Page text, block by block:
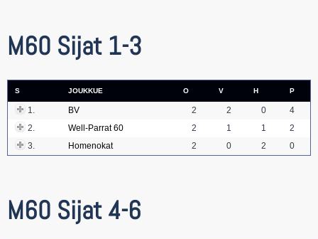
M60 Sijat 1-3
S JOUKKUE O V H P
1. BV 2 2 0
4
2.
Well-Parrat 60 2 1 1
2
3.
Homenokat 2 0 2 0
M60 Sijat 4-6